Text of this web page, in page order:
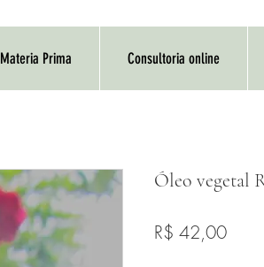
Materia Prima Consultoria online
Óleo vegetal
R$ 42,00Preço